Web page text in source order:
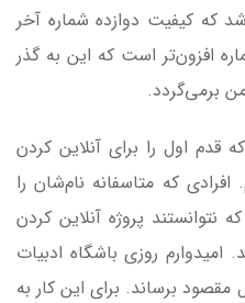
که کیفیت دوازده شماره آخر
افزون‌تر است که این به گذر
برمی‌گردد.
قدم اول را برای آنلاین کردن
که متاسفانه نام‌شان را
پروژه آنلاین کردن
امیدوارم روزی باشگاه ادبیات
مقصود برساند. برای این کار به